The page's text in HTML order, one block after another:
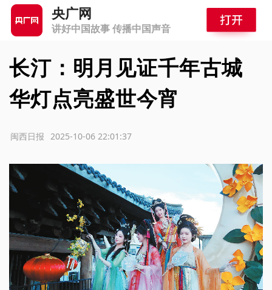
央广网
讲好中国故事 传播中国声音
长汀：明月见证千年古城
华灯点亮盛世今宵
2025-10-06 22:01:37
闽西日报